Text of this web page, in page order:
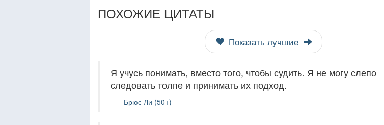
ПОХОЖИЕ ЦИТАТЫ
Показать лучшие
Я учусь понимать, вместо того, чтобы судить. Я не могу слепо
следовать толпе и принимать их подход.
Брюс Ли (50+)